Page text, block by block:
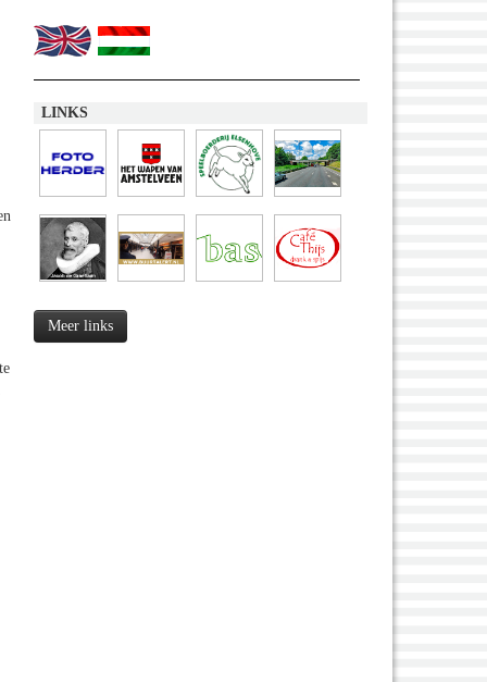
LINKS
Meer links